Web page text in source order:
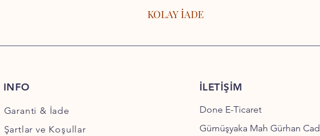
KOLAY İADE
INFO
Garanti & İade
Şartlar ve Koşullar
İLETİŞİM
Done E-Ticaret
Gümüşyaka Mah Gürhan Cad